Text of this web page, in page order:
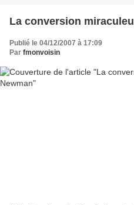
La conversion
Publié le 04/12/2007 à 17:09
Par fmonvoisin